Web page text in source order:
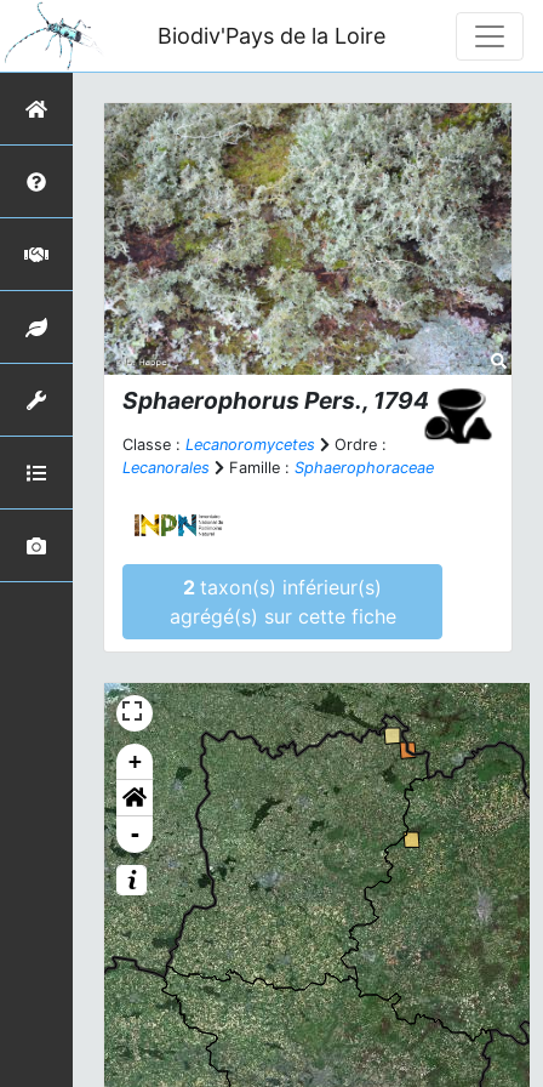
Biodiv'Pays de la Loire
Sphaerophorus Pers., 1794
Classe : Lecanoromycetes
Ordre :
Lecanorales
Famille : Sphaerophoraceae
2taxon(s) inférieur(s)
agrégé(s) sur cette fiche
+
-